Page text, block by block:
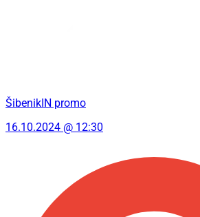
ŠibenikIN promo
16.10.2024 @ 12:30